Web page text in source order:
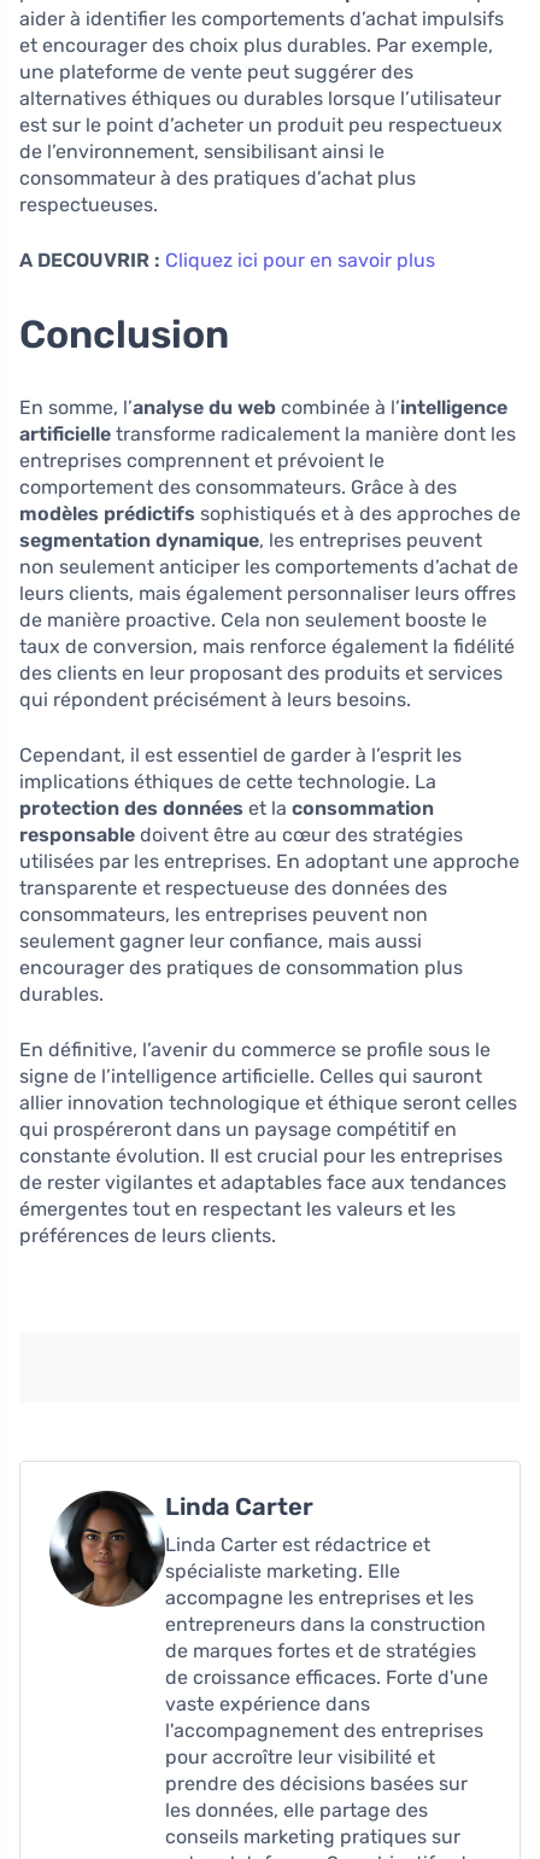
aider à identifier les comportements d’achat impulsifs
et encourager des choix plus durables. Par exemple,
une plateforme de vente peut suggérer des
alternatives éthiques ou durables lorsque l’utilisateur
est sur le point d’acheter un produit peu respectueux
de l’environnement, sensibilisant ainsi le
consommateur à des pratiques d’achat plus
respectueuses.
A DECOUVRIR : Cliquez ici pour en savoir plus
Conclusion
En somme, l’analyse du web combinée à l’intelligence
artificielle transforme radicalement la manière dont les
entreprises comprennent et prévoient le
comportement des consommateurs. Grâce à des
modèles prédictifs sophistiqués et à des approches de
segmentation dynamique, les entreprises peuvent
non seulement anticiper les comportements d’achat de
leurs clients, mais également personnaliser leurs offres
de manière proactive. Cela non seulement booste le
taux de conversion, mais renforce également la fidélité
des clients en leur proposant des produits et services
qui répondent précisément à leurs besoins.
Cependant, il est essentiel de garder à l’esprit les
implications éthiques de cette technologie. La
protection des données et la consommation
responsable doivent être au cœur des stratégies
utilisées par les entreprises. En adoptant une approche
transparente et respectueuse des données des
consommateurs, les entreprises peuvent non
seulement gagner leur confiance, mais aussi
encourager des pratiques de consommation plus
durables.
En définitive, l’avenir du commerce se profile sous le
signe de l’intelligence artificielle. Celles qui sauront
allier innovation technologique et éthique seront celles
qui prospéreront dans un paysage compétitif en
constante évolution. Il est crucial pour les entreprises
de rester vigilantes et adaptables face aux tendances
émergentes tout en respectant les valeurs et les
préférences de leurs clients.
Linda Carter
Linda Carter est rédactrice et
spécialiste marketing. Elle
accompagne les entreprises et les
entrepreneurs dans la construction
de marques fortes et de stratégies
de croissance efficaces. Forte d'une
vaste expérience dans
l'accompagnement des entreprises
pour accroître leur visibilité et
prendre des décisions basées sur
les données, elle partage des
conseils marketing pratiques sur